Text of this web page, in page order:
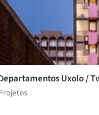
Uxolo /